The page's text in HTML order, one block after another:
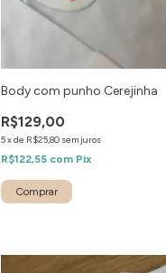
Body com punho Cerejinha
R$129,00
5xde R$25,80 sem juros
R$122,55 com Pix